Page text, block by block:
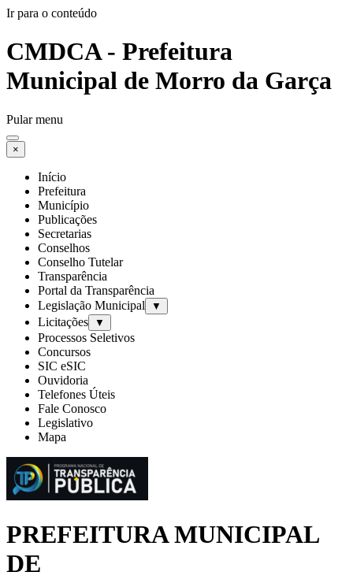
Ir para o conteúdo
CMDCA - Prefeitura
Municipal de Morro da Garça
Pular menu
×
Início
Prefeitura
Município
Publicações
Secretarias
Conselhos
Conselho Tutelar
Transparência
Portal da Transparência
Legislação Municipal
▼
Licitações ▼
Processos Seletivos
Concursos
SIC eSIC
Ouvidoria
Telefones Úteis
Fale Conosco
Legislativo
Mapa
PREFEITURA MUNICIPAL
DE